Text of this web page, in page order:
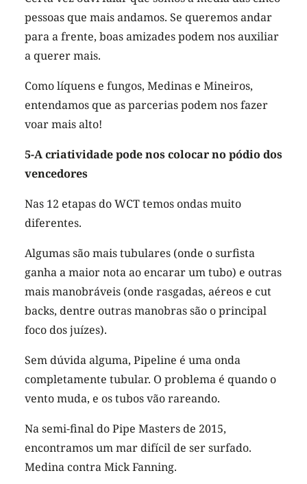
pessoas que mais andamos. Se queremos andar
para a frente, boas amizades podem nos auxiliar
a querer mais.
Como líquens e fungos, Medinas e Mineiros,
entendamos que as parcerias podem nos fazer
voar mais alto!
5-A criatividade pode nos colocar no pódio dos
vencedores
Nas 12 etapas do WCT temos ondas muito
diferentes.
Algumas são mais tubulares (onde o surfista
ganha a maior nota ao encarar um tubo) e outras
mais manobráveis (onde rasgadas, aéreos e cut
backs, dentre outras manobras são o principal
foco dos juízes).
Sem dúvida alguma, Pipeline é uma onda
completamente tubular. O problema é quando o
vento muda, e os tubos vão rareando.
Na semi-final do Pipe Masters de 2015,
encontramos um mar difícil de ser surfado.
Medina contra Mick Fanning.